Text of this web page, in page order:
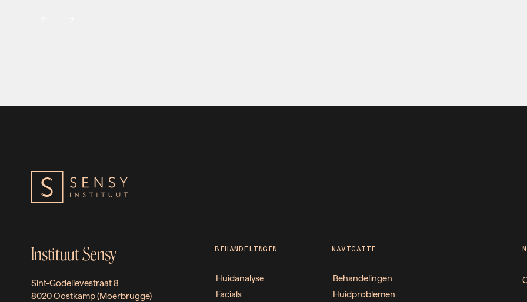
Instituut Sensy
Sint-Godelievestraat 8
8020 Oostkamp (Moerbrugge)
BEHANDELINGEN
Huidanalyse
Facials
NAVIGATIE
Behandelingen
Huidproblemen